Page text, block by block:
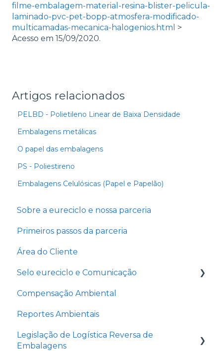
filme-embalagem-material-resina-blister-pelicula-
laminado-pvc-pet-bopp-atmosfera-modificado-
multicamadas-mecanica-halogenios.html >
Acesso em 15/09/2020.
Artigos relacionados
PELBD - Polietileno Linear de Baixa Densidade
Embalagens metálicas
O papel das embalagens
PS - Poliestireno
Embalagens Celulósicas (Papel e Papelão)
Sobre a eureciclo e nossa parceria
Primeiros passos da parceria
Área do Cliente
Selo eureciclo e Comunicação
Tudo sobre o selo
Comunicando a parceria
Imprensa
Compensação Ambiental
Reportes Ambientais
Legislação de Logística Reversa de
Embalagens